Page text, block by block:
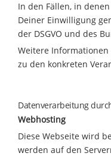
In den Fällen, in
Deiner Einwilligung
der DSGVO und des
Weitere
zu den konkreten
Datenverarbeitung
Webhosting
Diese Webseite wird
werden auf den